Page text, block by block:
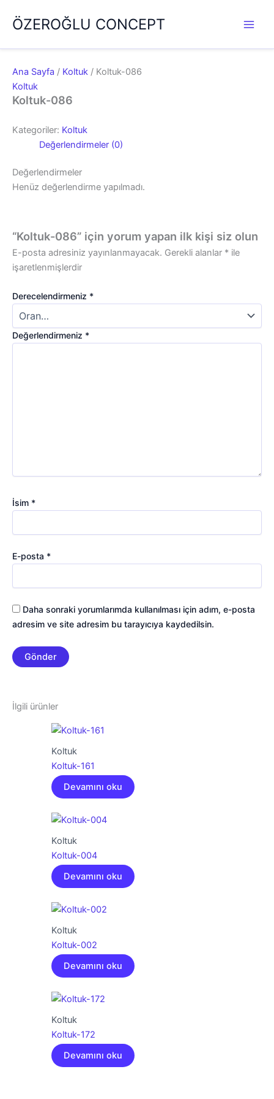
atlaÖZEROĞLU CONCEPT
Ana Sayfa / Koltuk / Koltuk-086
Koltuk
Koltuk-086
Kategoriler: Koltuk
Değerlendirmeler (0)
Değerlendirmeler
Henüz değerlendirme yapılmadı.
“Koltuk-086” için yorum yapan ilk kişi siz olun
E-posta adresiniz yayınlanmayacak. Gerekli alanlar * ile
işaretlenmişlerdir
Derecelendirmeniz *
Değerlendirmeniz *
İsim *
E-posta *
Daha sonraki yorumlarımda kullanılması için adım, e-posta
adresim ve site adresim bu tarayıcıya kaydedilsin.
İlgili ürünler
Koltuk
Koltuk-161
Devamını oku
Koltuk
Koltuk-004
Devamını oku
Koltuk
Koltuk-002
Devamını oku
Koltuk
Koltuk-172
Devamını oku